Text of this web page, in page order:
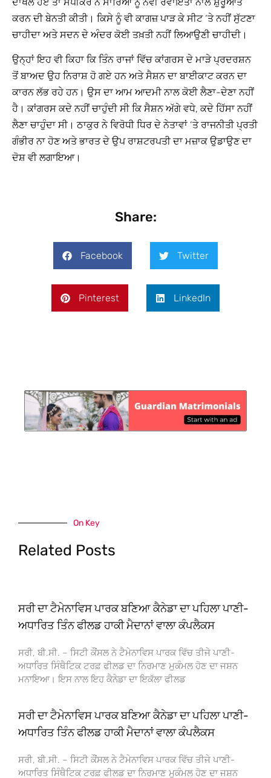
ਕਰਨ ਦੀ ਬੇਨਤੀ ਕੀਤੀ। ਕਿਸੇ ਨੂੰ ਵੀ ਕਾਗਜ਼ ਪਾੜ ਕੇ ਸੀਟ ‘ਤੇ ਨਹੀਂ ਸੁੱਟਣਾ
ਚਾਹੀਦਾ ਅਤੇ ਸਦਨ ਦੇ ਅੰਦਰ ਕੋਈ ਤਖ਼ਤੀ ਨਹੀਂ ਲਿਆਉਣੀ ਚਾਹੀਦੀ।
ਉਨ੍ਹਾਂ ਇਹ ਵੀ ਕਿਹਾ ਕਿ ਤਿੰਨ ਰਾਜਾਂ ਵਿੱਚ ਕਾਂਗਰਸ ਦੇ ਮਾੜੇ ਪ੍ਰਦਰਸ਼ਨ
ਤੋਂ ਬਾਅਦ ਉਹ ਨਿਰਾਸ਼ ਹੋ ਗਏ ਹਨ ਅਤੇ ਸੈਸ਼ਨ ਦਾ ਬਾਈਕਾਟ ਕਰਨ ਦਾ
ਕਾਰਨ ਲੱਭ ਰਹੇ ਹਨ। ਉਸ ਦਾ ਆਮ ਆਦਮੀ ਨਾਲ ਕੋਈ ਲੈਣਾ-ਦੇਣਾ ਨਹੀਂ
ਹੈ। ਕਾਂਗਰਸ ਕਦੇ ਨਹੀਂ ਚਾਹੁੰਦੀ ਸੀ ਕਿ ਸੈਸ਼ਨ ਅੱਗੇ ਵਧੇ, ਕਦੇ ਹਿੱਸਾ ਨਹੀਂ
ਲੈਣਾ ਚਾਹੁੰਦਾ ਸੀ। ਠਾਕੁਰ ਨੇ ਵਿਰੋਧੀ ਧਿਰ ਦੇ ਨੇਤਾਵਾਂ ‘ਤੇ ਰਾਜਨੀਤੀ ਪ੍ਰਤੀ
ਗੰਭੀਰ ਨਾ ਹੋਣ ਅਤੇ ਭਾਰਤ ਦੇ ਉਪ ਰਾਸ਼ਟਰਪਤੀ ਦਾ ਮਜ਼ਾਕ ਉਡਾਉਣ ਦਾ
ਦੋਸ਼ ਵੀ ਲਗਾਇਆ।
Share:
Facebook Twitter
Pinterest LinkedIn
On Key
Related Posts
ਸਰੀ ਦਾ ਟੈਮੇਨਾਵਿਸ ਪਾਰਕ ਬਣਿਆ ਕੈਨੇਡਾ ਦਾ ਪਹਿਲਾ ਪਾਣੀ-
ਅਧਾਰਿਤ ਤਿੰਨ ਫੀਲਡ ਹਾਕੀ ਮੈਦਾਨਾਂ ਵਾਲਾ ਕੰਪਲੈਕਸ
ਸਰੀ, ਬੀ.ਸੀ. – ਸਿਟੀ ਕੌਂਸਲ ਨੇ ਟੈਮੇਨਾਵਿਸ ਪਾਰਕ ਵਿੱਚ ਤੀਜੇ ਪਾਣੀ-
ਅਧਾਰਿਤ ਸਿੰਥੈਟਿਕ ਟਰਫ਼ ਫੀਲਡ ਦਾ ਨਿਰਮਾਣ ਮੁਕੰਮਲ ਹੋਣ ਦਾ ਜਸ਼ਨ
ਮਨਾਇਆ। ਇਸ ਨਾਲ ਇਹ ਕੈਨੇਡਾ ਦਾ ਇਕੱਲਾ ਫੀਲਡ
ਸਰੀ ਦਾ ਟੈਮੇਨਾਵਿਸ ਪਾਰਕ ਬਣਿਆ ਕੈਨੇਡਾ ਦਾ ਪਹਿਲਾ ਪਾਣੀ-
ਅਧਾਰਿਤ ਤਿੰਨ ਫੀਲਡ ਹਾਕੀ ਮੈਦਾਨਾਂ ਵਾਲਾ ਕੰਪਲੈਕਸ
ਸਰੀ, ਬੀ.ਸੀ. – ਸਿਟੀ ਕੌਂਸਲ ਨੇ ਟੈਮੇਨਾਵਿਸ ਪਾਰਕ ਵਿੱਚ ਤੀਜੇ ਪਾਣੀ-
ਅਧਾਰਿਤ ਸਿੰਥੈਟਿਕ ਟਰਫ਼ ਫੀਲਡ ਦਾ ਨਿਰਮਾਣ ਮੁਕੰਮਲ ਹੋਣ ਦਾ ਜਸ਼ਨ